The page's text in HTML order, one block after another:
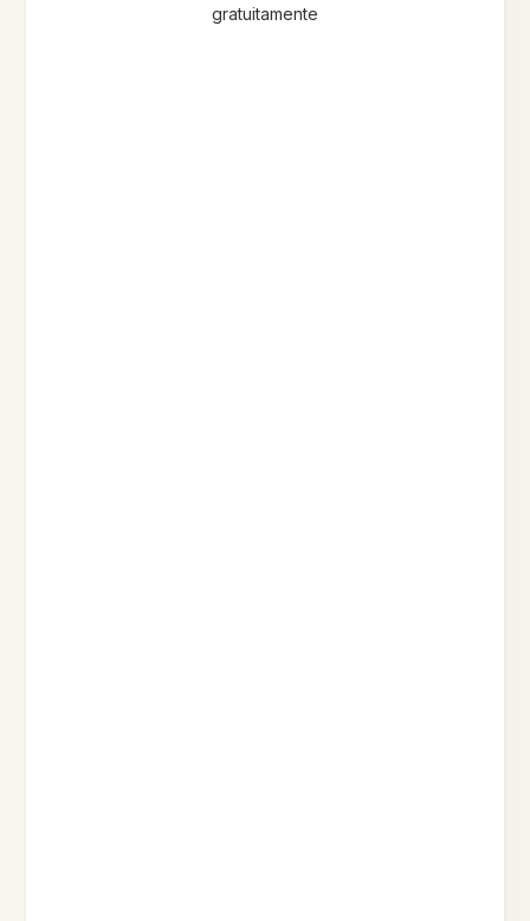
gratuitamente